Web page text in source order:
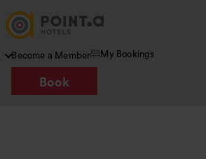
Become a Member My Bookings
Book